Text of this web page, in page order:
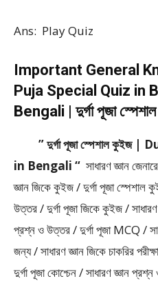
Ans: Play Quiz
Important General
Puja Special Quiz in
Bengali | দুর্গা পূজা
” দুর্গা পূজা স্পেশাল
in Bengali “ সাধারণ জ্ঞান
জ্ঞান জিকে কুইজ / দুর্গা পূজা স্পেশাল
উত্তর / দুর্গা পূজা জিকে কুইজ / সাধারণ
প্রশ্ন ও উত্তর / দুর্গা পূজা MCQ /
জন্য / সাধারণ জ্ঞান জিকে চাকরির
দুর্গা পূজা কোশ্চেন / সাধারণ জ্ঞান